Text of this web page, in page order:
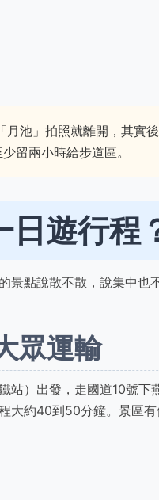
月池」拍照就離開，其實
留兩小時給步道區。
遊行程
景點說散不散，說集中也
眾運輸
站）出發，走國道10號下
大約40到50分鐘。景區